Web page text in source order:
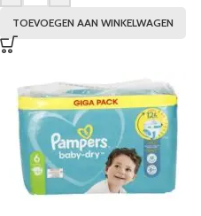
TOEVOEGEN AAN WINKELWAGEN